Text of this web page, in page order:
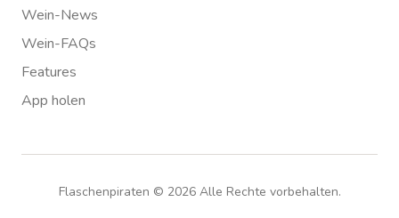
Wein-News
Wein-FAQs
Features
App holen
Flaschenpiraten © 2026Alle Rechte vorbehalten.